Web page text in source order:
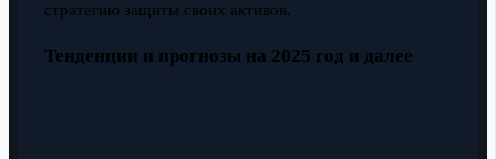
стратегию защиты своих активов.
Тенденции и прогнозы на 2025 год и далее